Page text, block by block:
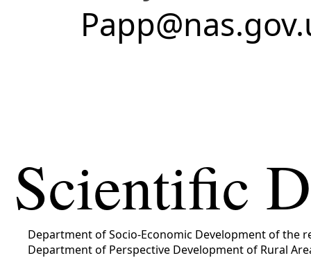
Scientific
Department of Socio-Economic Development of the
Department of Perspective Development of Rural